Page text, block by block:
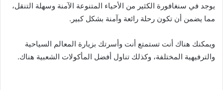
يوجد في سنغافورة الكثير من الأحياء المتنوعة الآمنة وسهلة التنقل،
مما يضمن أن تكون رحلة رائعة وآمنة بشكل كبير.
ويمكنك هناك أنت تستمتع أنت وأسرتك بزيارة المعالم السياحية
والترفيهية المختلفة، وكذلك تناول أفضل المأكولات الشعبية هناك.